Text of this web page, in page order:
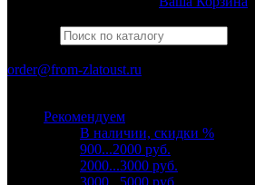
order@from-zlatoust.ru
Рекомендуем
В наличии, скидки %
900...2000 руб.
2000...3000 руб.
3000...5000 руб.